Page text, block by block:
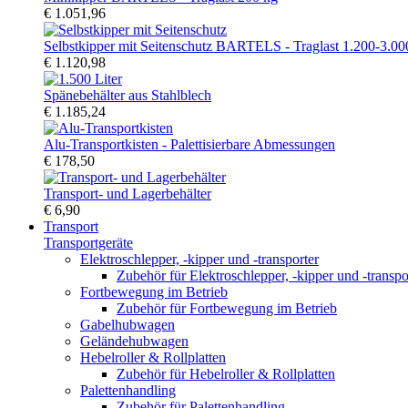
€ 1.051,96
Selbstkipper mit Seitenschutz BARTELS - Traglast 1.200-
€ 1.120,98
Spänebehälter aus Stahlblech
€ 1.185,24
Alu-Transportkisten - Palettisierbare Abmessungen
€ 178,50
Transport- und Lagerbehälter
€ 6,90
Transport
Transportgeräte
Elektroschlepper, -kipper und -transporter
Zubehör für Elektroschlepper, -kipper und -
Fortbewegung im Betrieb
Zubehör für Fortbewegung im Betrieb
Gabelhubwagen
Geländehubwagen
Hebelroller & Rollplatten
Zubehör für Hebelroller & Rollplatten
Palettenhandling